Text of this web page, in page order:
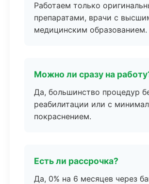
Работаем только
препаратами, врачи с
медицинским образованием.
Можно ли сразу на
Да, большинство процедур
реабилитации или с
покраснением.
Есть ли рассрочка?
Да, 0% на 6 месяцев через